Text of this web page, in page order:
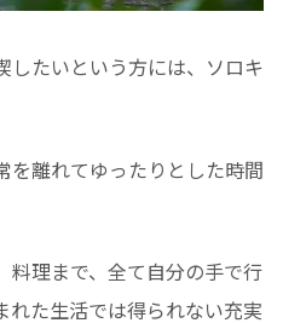
したいという方には、ソロキ
を離れてゆったりとした時間
料理まで、全て自分の手で行
れた生活では得られない充実